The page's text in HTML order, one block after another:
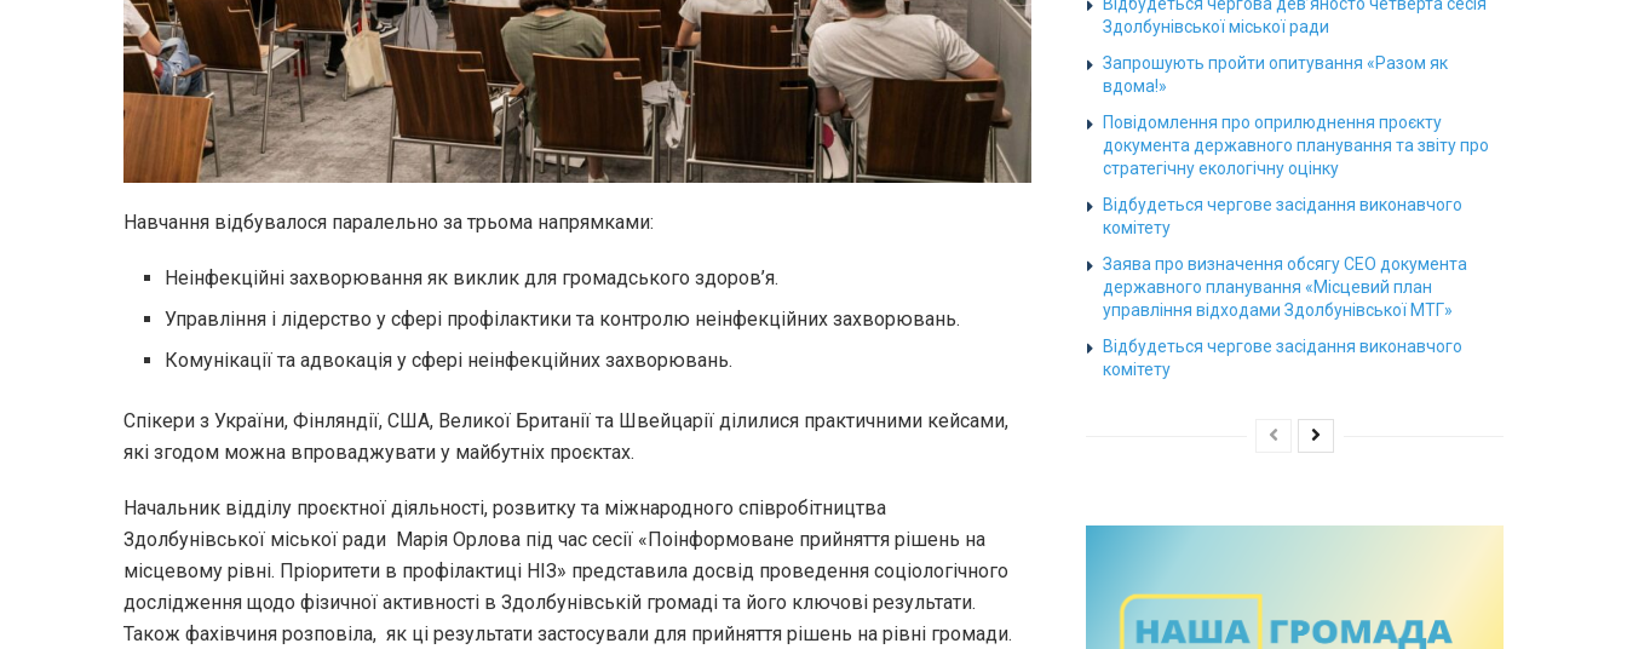
Навчання відбувалося паралельно за трьома напрямками:
Неінфекційні захворювання як виклик для громадського здоров’я.
Управління і лідерство у сфері профілактики та контролю неінфекційних захворювань.
Комунікації та адвокація у сфері неінфекційних захворювань.
Спікери з України, Фінляндії, США, Великої Британії та Швейцарії ділилися практичними кейсами,
які згодом можна впроваджувати у майбутніх проєктах.
Начальник відділу проєктної діяльності, розвитку та міжнародного співробітництва
Здолбунівської міської ради Марія Орлова під час сесії «Поінформоване прийняття рішень на
місцевому рівні. Пріоритети в профілактиці НІЗ» представила досвід проведення соціологічного
дослідження щодо фізичної активності в Здолбунівській громаді та його ключові результати.
Також фахівчиня розповіла, як ці результати застосували для прийняття рішень на рівні громади.
Здолбунівської міської ради
Запрошують пройти опитування «Разом як
вдома!»
Повідомлення про оприлюднення проєкту
документа державного планування та звіту про
стратегічну екологічну оцінку
Відбудеться чергове засідання виконавчого
комітету
Заява про визначення обсягу СЕО документа
державного планування «Місцевий план
управління відходами Здолбунівської МТГ»
Відбудеться чергове засідання виконавчого
комітету